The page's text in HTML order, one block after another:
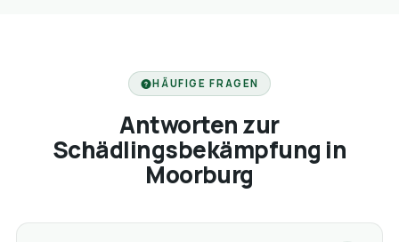
HÄUFIGE FRAGEN
Antworten zur
Schädlingsbekämpfung in
Moorburg